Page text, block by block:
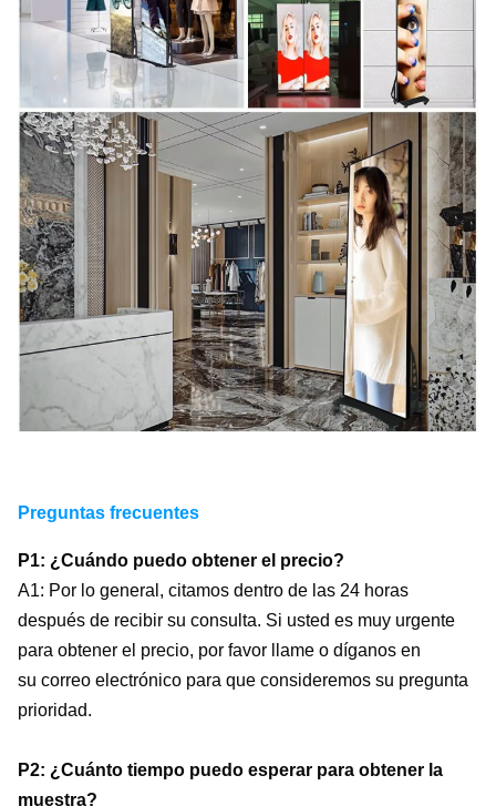
actualización
Tipo de
instalación
De pie en el suelo y plegable
Escala gris 16 bits
Ángulo de
visión
H:170°V:170°
Temperatura
de
funcionamiento
-20°C~+50°C
funcionamiento
10 a 90% de HRC
Preguntas frecuentes
P1: ¿Cuándo puedo obtener el precio?
A1: Por lo general, citamos dentro de las 24 horas
después de recibir su consulta. Si usted es muy urgente
para obtener el precio, por favor llame o díganos en
su correo electrónico para que consideremos su pregunta
prioridad.
P2: ¿Cuánto tiempo puedo esperar para obtener la
muestra?